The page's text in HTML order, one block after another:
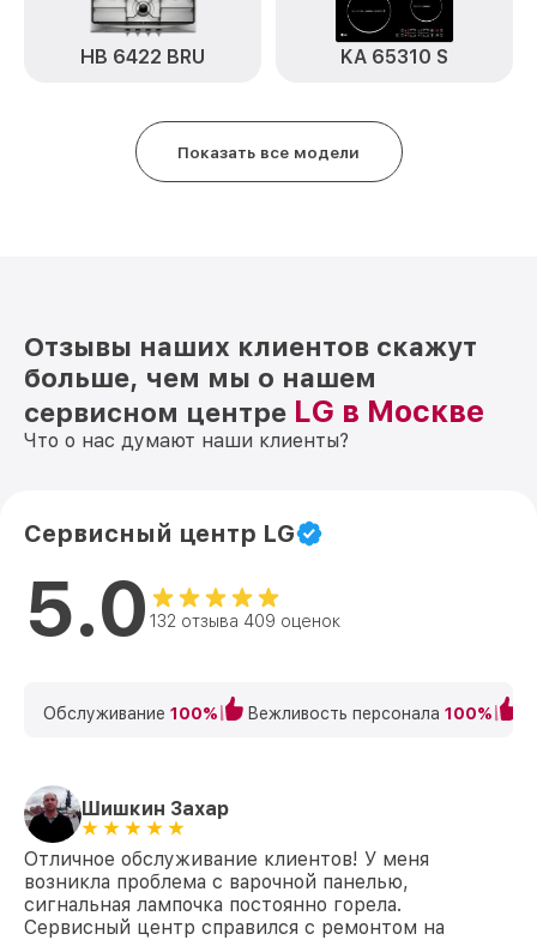
HB 6422 BRU KA 65310 S
Показать все модели
Отзывы наших клиентов скажут
больше, чем мы о нашем
сервисном центре LG в Москве
Что о нас думают наши клиенты?
Сервисный центр LG
5.0 132 отзыва 409 оценок
Обслуживание 100% Вежливость персонала 100%
Шишкин Захар
Отличное обслуживание клиентов! У меня
возникла проблема с варочной панелью,
сигнальная лампочка постоянно горела.
Сервисный центр справился с ремонтом на